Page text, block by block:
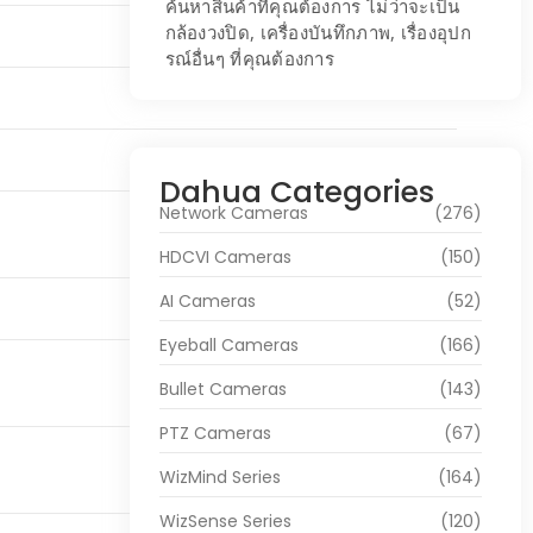
ค้นหาสินค้าที่คุณต้องการ ไม่ว่าจะเป็น
กล้องวงปิด, เครื่องบันทึกภาพ, เรื่องอุปก
รณ์อื่นๆ ที่คุณต้องการ
Dahua Categories
Network Cameras
(276)
HDCVI Cameras
(150)
AI Cameras
(52)
Eyeball Cameras
(166)
Bullet Cameras
(143)
PTZ Cameras
(67)
WizMind Series
(164)
WizSense Series
(120)